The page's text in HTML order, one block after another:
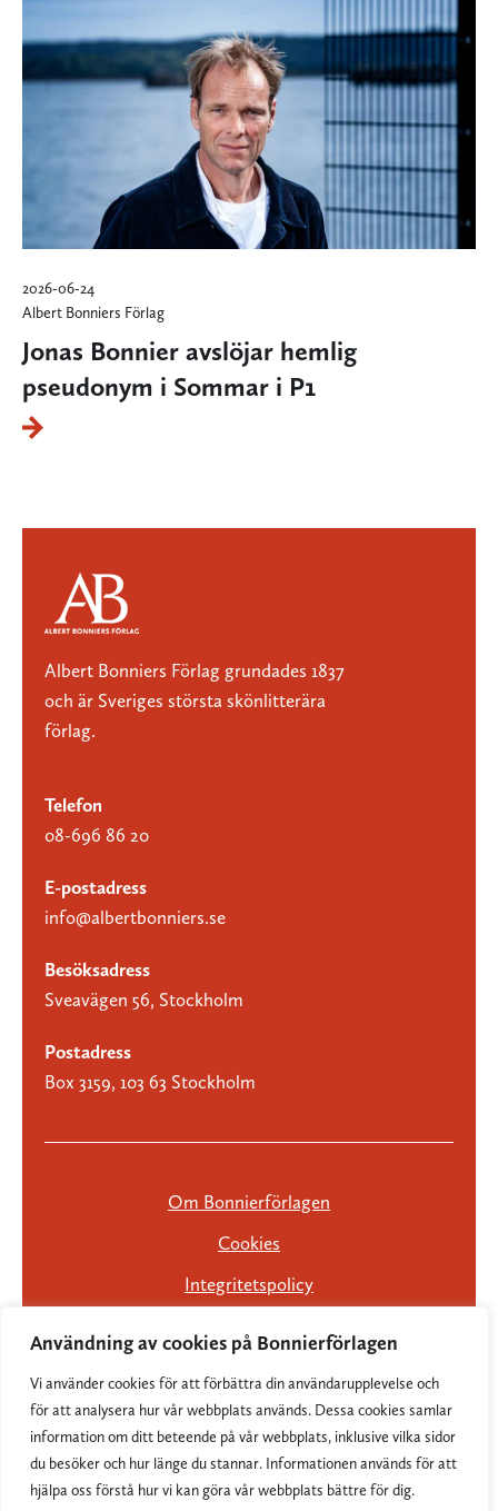
Användning av cookies på Bonnierförlagen
Vi använder cookies för att förbättra din användarupplevelse och
för att analysera hur vår webbplats används. Dessa cookies samlar
information om ditt beteende på vår webbplats, inklusive vilka sidor
du besöker och hur länge du stannar. Informationen används för att
hjälpa oss förstå hur vi kan göra vår webbplats bättre för dig.
2026-06-24
Albert Bonniers Förlag
Jonas Bonnier avslöjar hemlig
pseudonym i Sommar i P1
Albert Bonniers Förlag grundades 1837
och är Sveriges största skönlitterära
förlag.
Telefon
08-696 86 20
E-postadress
info@albertbonniers.se
Besöksadress
Sveavägen 56, Stockholm
Postadress
Box 3159, 103 63 Stockholm
Om Bonnierförlagen
Cookies
Integritetspolicy